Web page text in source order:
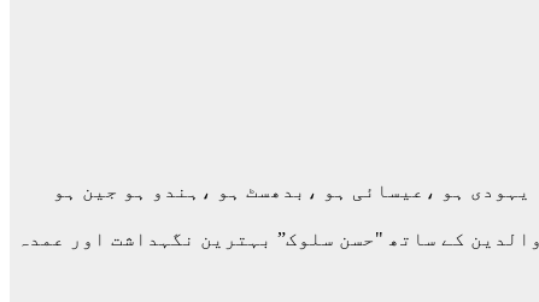
ہو ،عیسائی ہو ،بدھسٹ ہو ،ہندو ہو جین ہو
کے ساتھ "حسن سلوک” بہترین نگہداشت اور عمدہ